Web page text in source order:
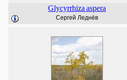
Glycyrrhiza aspera
Сергей Леднёв